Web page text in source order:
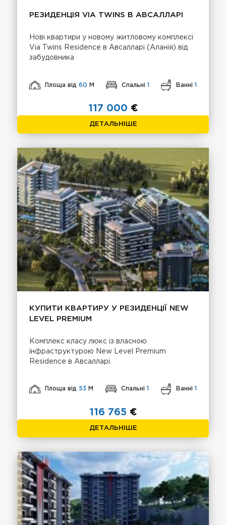
РЕЗИДЕНЦІЯ VIA TWINS В АВСАЛЛАРІ
Нові квартири у новому житловому комплексі
Via Twins Residence в Авсалларі (Аланія) від
забудовника
Площа від60 М Спальні 1 Ванні 1
117 000 €
ДЕТАЛЬНІШЕ
КУПИТИ КВАРТИРУ У РЕЗИДЕНЦІЇ NEW
LEVEL PREMIUM
Комплекс класу люкс із власною
інфраструктурою New Level Premium
Residence в Авсалларі.
Площа від 53 М Спальні Ванні
116 765 €
ДЕТАЛЬНІШЕ